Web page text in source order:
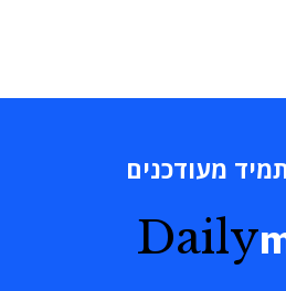
מעודכנים
Daily